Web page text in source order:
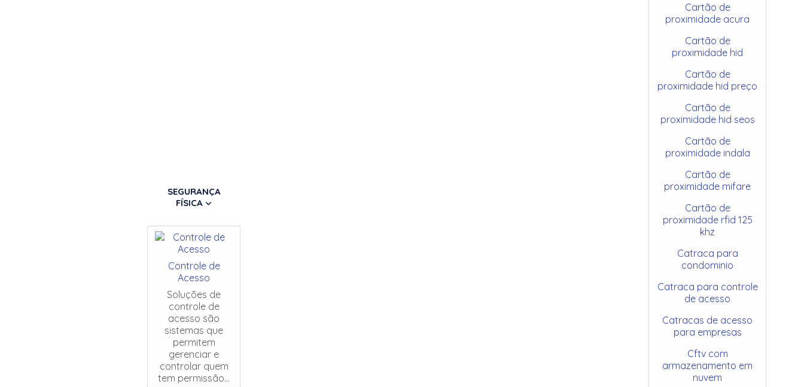
SEGURANÇA
FÍSICA
Controle de
Acesso
Soluções de
controle de
acesso são
sistemas que
permitem
gerenciar e
controlar quem
tem permissão...
Cartão de
proximidade acura
Cartão de
proximidade hid
Cartão de
proximidade hid preço
Cartão de
proximidade hid seos
Cartão de
proximidade indala
Cartão de
proximidade mifare
Cartão de
proximidade rfid 125
khz
Catraca para
condominio
Catraca para controle
de acesso
Catracas de acesso
para empresas
Cftv com
armazenamento em
nuvem